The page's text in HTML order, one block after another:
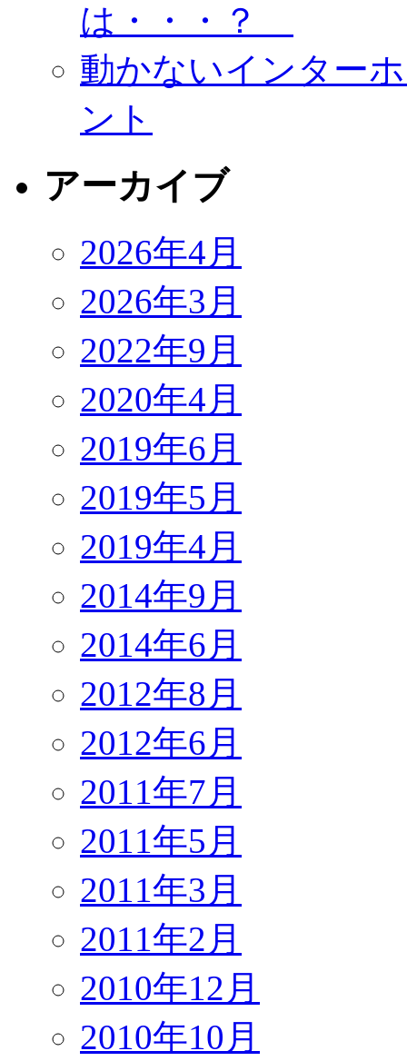
は・・・？
動かないインター
ント
アーカイブ
2026年4月
2026年3月
2022年9月
2020年4月
2019年6月
2019年5月
2019年4月
2014年9月
2014年6月
2012年8月
2012年6月
2011年7月
2011年5月
2011年3月
2011年2月
2010年12月
2010年10月